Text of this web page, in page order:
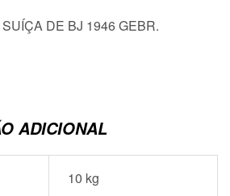
DE BJ 1946 GEBR.
ADICIONAL
10 kg